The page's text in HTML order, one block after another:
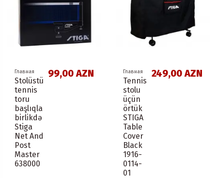
Главная
Stolüstü
tennis
toru
başlıqla
birlikdə
Stiga
Net And
Post
Master
638000
99,00 AZN Главная
Tennis
stolu
üçün
örtük
STIGA
Table
Cover
Black
1916-
0114-
01
249,00 AZN